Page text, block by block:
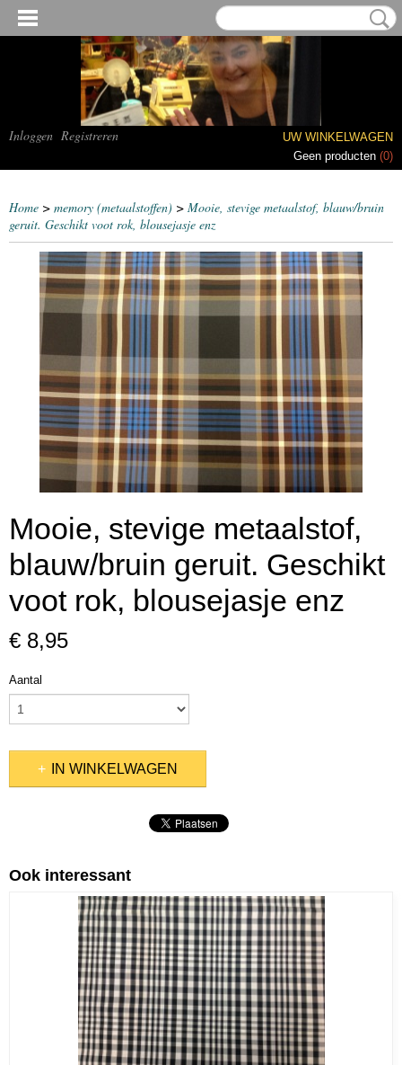
Inloggen Registreren
UW WINKELWAGEN
Geen producten (0)
Home > memory (metaalstoffen) > Mooie, stevige metaalstof, blauw/bruin
geruit. Geschikt voot rok, blousejasje enz
Mooie, stevige metaalstof,
blauw/bruin geruit. Geschikt
voot rok, blousejasje enz
€ 8,95
Aantal
IN WINKELWAGEN
Ook interessant